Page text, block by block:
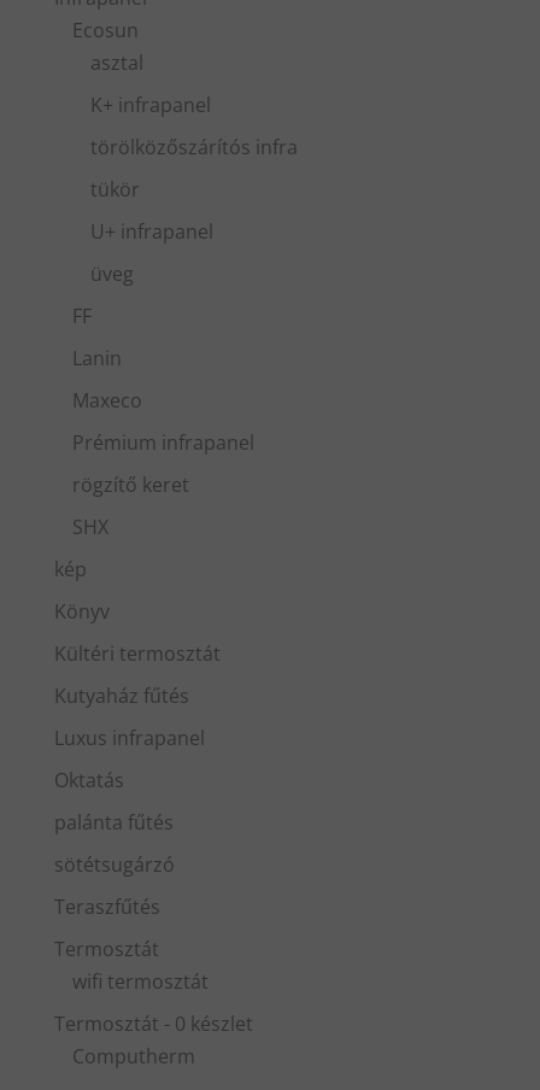
Ecosun
asztal
K+ infrapanel
törölközőszárítós infra
tükör
U+ infrapanel
üveg
FF
Lanin
Maxeco
Prémium infrapanel
rögzítő keret
SHX
kép
Könyv
Kültéri termosztát
Kutyaház fűtés
Luxus infrapanel
Oktatás
palánta fűtés
sötétsugárzó
Teraszfűtés
Termosztát
wifi termosztát
Termosztát - 0 készlet
Computherm